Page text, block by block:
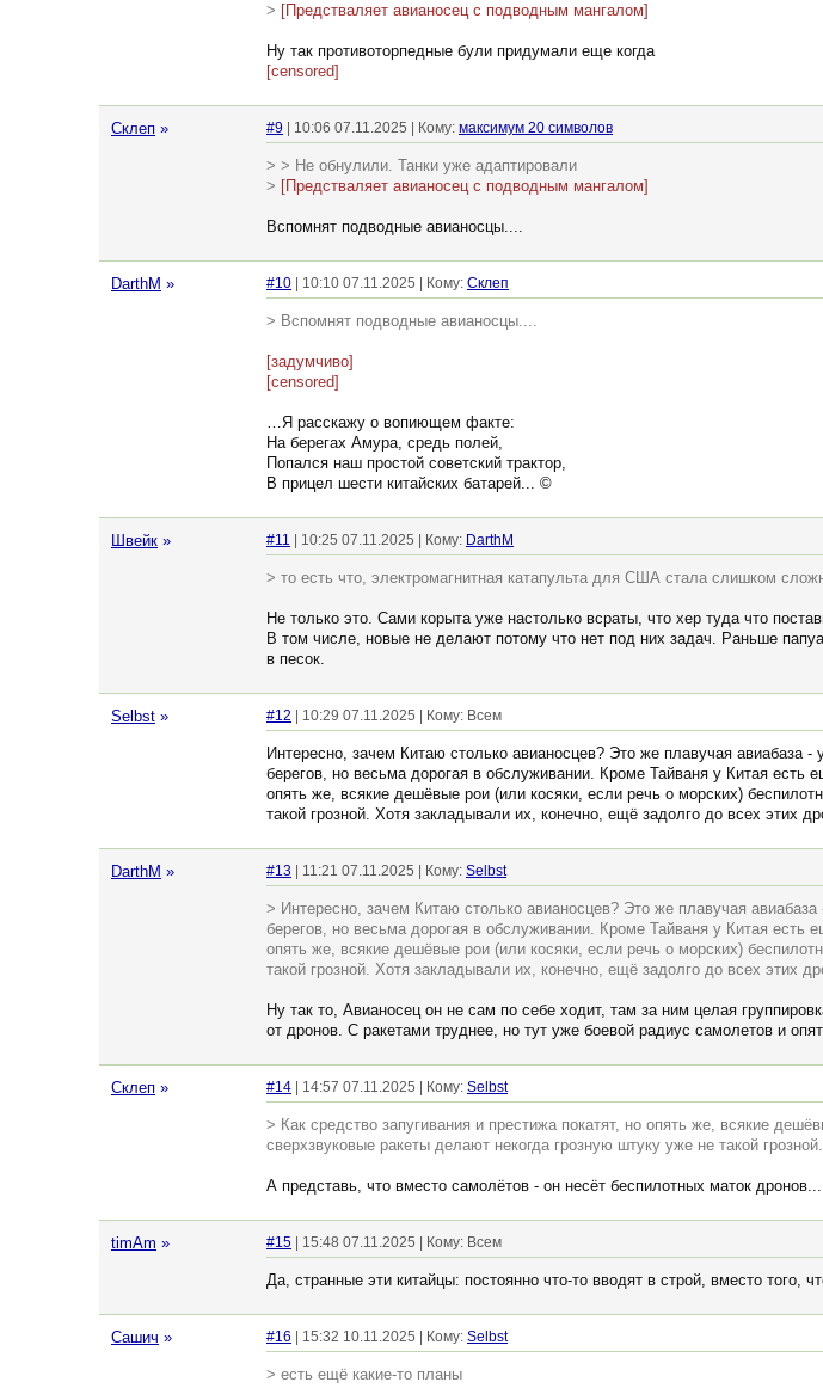
> [Предстваляет авианосец с подводным мангалом]
Ну так противоторпедные були придумали еще когда
[censored]
Склеп » #9 | 10:06 07.11.2025 | Кому: максимум 20 символов
> > Не обнулили. Танки уже адаптировали
> [Предстваляет авианосец с подводным мангалом]
Вспомнят подводные авианосцы....
DarthM » #10 | 10:10 07.11.2025 | Кому: Склеп
> Вспомнят подводные авианосцы....
[задумчиво]
[censored]
…Я расскажу о вопиющем факте:
На берегах Амура, средь полей,
Попался наш простой советский трактор,
В прицел шести китайских батарей... ©
Швейк » #11 | 10:25 07.11.2025 | Кому: DarthM
> то есть что, электромагнитная катапульта для США стала слишком
Не только это. Сами корыта уже настолько всраты, что хер туда что
В том числе, новые не делают потому что нет под них задач. Раньше
в песок.
Selbst » #12 | 10:29 07.11.2025 | Кому: Всем
Интересно, зачем Китаю столько авианосцев? Это же плавучая авиабаза
берегов, но весьма дорогая в обслуживании. Кроме Тайваня у Китая есть
опять же, всякие дешёвые рои (или косяки, если речь о морских)
такой грозной. Хотя закладывали их, конечно, ещё задолго до всех этих
DarthM » #13 | 11:21 07.11.2025 | Кому: Selbst
> Интересно, зачем Китаю столько авианосцев? Это же плавучая
берегов, но весьма дорогая в обслуживании. Кроме Тайваня у Китая есть
опять же, всякие дешёвые рои (или косяки, если речь о морских)
такой грозной. Хотя закладывали их, конечно, ещё задолго до всех этих
Ну так то, Авианосец он не сам по себе ходит, там за ним целая
от дронов. С ракетами труднее, но тут уже боевой радиус самолетов и
Склеп » #14 | 14:57 07.11.2025 | Кому: Selbst
> Как средство запугивания и престижа покатят, но опять же, всякие
сверхзвуковые ракеты делают некогда грозную штуку уже не такой
А представь, что вместо самолётов - он несёт беспилотных маток дронов...
timAm » #15 | 15:48 07.11.2025 | Кому: Всем
Да, странные эти китайцы: постоянно что-то вводят в строй, вместо того,
Сашич » #16 | 15:32 10.11.2025 | Кому: Selbst
> есть ещё какие-то планы